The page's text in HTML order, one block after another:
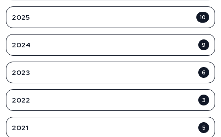
2025 10
2024 9
2023 6
2022 3
2021 5